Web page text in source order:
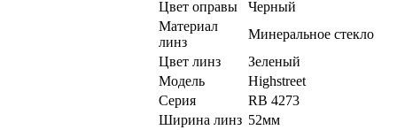
Цвет оправы
Черный
Материал
линз
Минеральное стекло
Цвет линз
Зеленый
Модель
Highstreet
Серия
RB 4273
Ширина линз 52мм